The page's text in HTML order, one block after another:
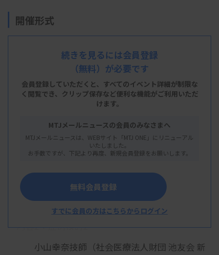
開催形式
LIVE配信
主 催
福岡県臨床衛生検査技師会
概 要
・内容1：
症例検討1
山口ひかり技師（産業医科大学病院）
・内容2：症例検討2
小山幸奈技師（社会医療法人財団 池友会 新
続きを見るには会員登録
（無料）が必要です
会員登録していただくと、すべてのイベント詳細が制限な
く閲覧でき、 クリップ保存など便利な機能がご利用いただ
けます。
MTJメールニュースの会員のみなさまへ
MTJメールニュースは、WEBサイト「MTJ ONE」にリニューアル
いたしました。
お手数ですが、下記より再度、新規会員登録をお願いします。
無料会員登録
すでに会員の方はこちらからログイン